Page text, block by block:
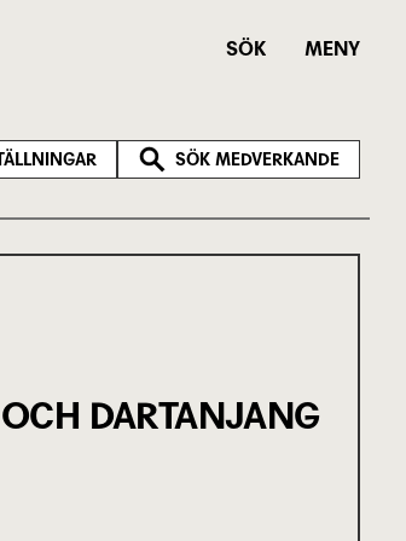
SÖK MENY
SÖK MEDVERKANDE
DARTANJANG